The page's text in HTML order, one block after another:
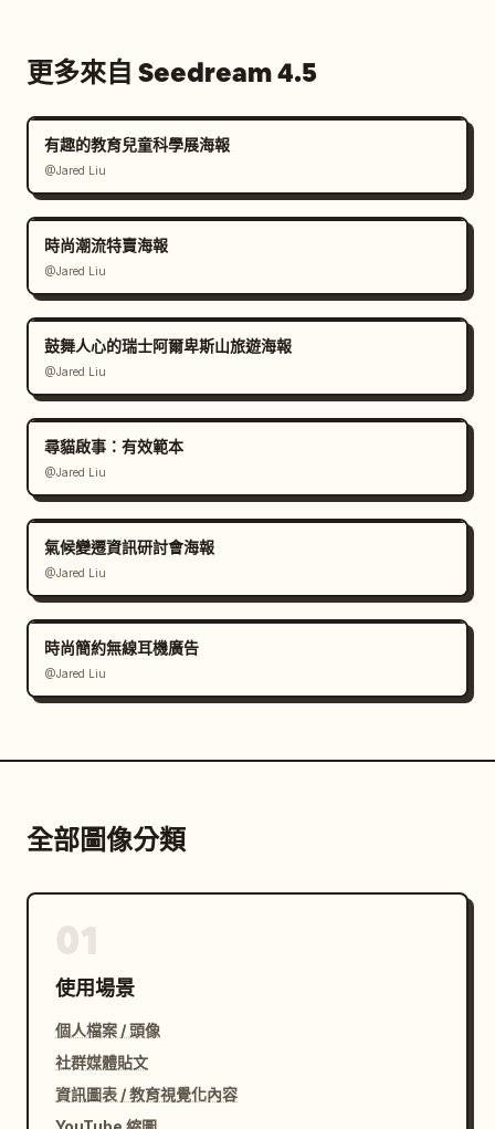
更多來自 Seedream 4.5
有趣的教育兒童科學展海報
@Jared Liu
時尚潮流特賣海報
@Jared Liu
鼓舞人心的瑞士阿爾卑斯山旅遊海報
@Jared Liu
尋貓啟事：有效範本
@Jared Liu
氣候變遷資訊研討會海報
@Jared Liu
時尚簡約無線耳機廣告
@Jared Liu
全部圖像分類
使用場景
個人檔案 / 頭像
社群媒體貼文
資訊圖表 / 教育視覺化內容